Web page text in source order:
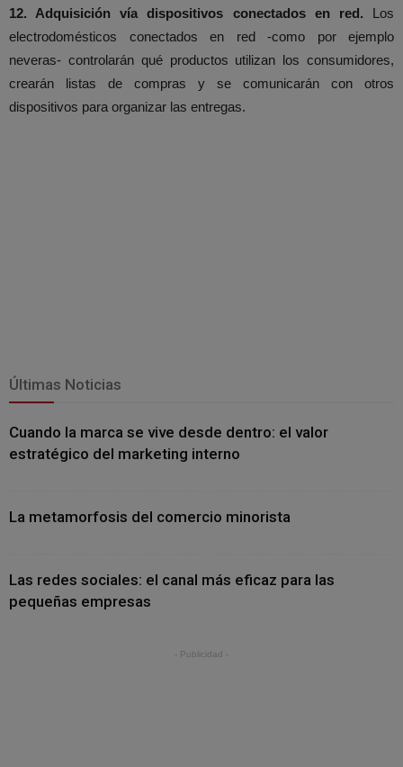
12. Adquisición vía dispositivos conectados en red. Los
electrodomésticos conectados en red -como por ejemplo
neveras- controlarán qué productos utilizan los consumidores,
crearán listas de compras y se comunicarán con otros
dispositivos para organizar las entregas.
Últimas Noticias
Cuando la marca se vive desde dentro: el valor
estratégico del marketing interno
La metamorfosis del comercio minorista
Las redes sociales: el canal más eficaz para las
pequeñas empresas
- Publicidad -